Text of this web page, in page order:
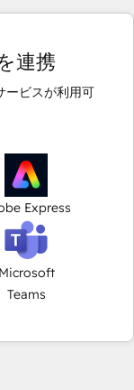
連携
ービスが利用可
Express
Microsoft
Teams